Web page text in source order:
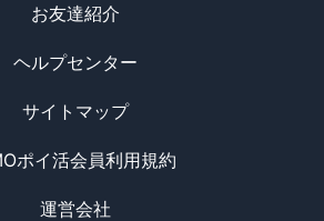
お友達紹介
ヘルプセンター
サイトマップ
ポイ活会員利用規約
運営会社